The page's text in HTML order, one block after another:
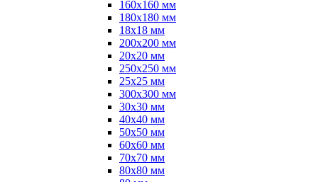
160х160 мм
180х180 мм
18х18 мм
200х200 мм
20х20 мм
250х250 мм
25х25 мм
300х300 мм
30х30 мм
40х40 мм
50х50 мм
60х60 мм
70х70 мм
80х80 мм